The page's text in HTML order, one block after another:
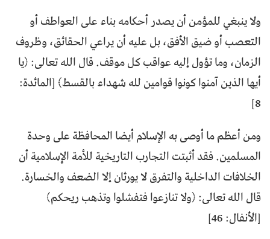
ولا ينبغي للمؤمن أن يصدر أحكامه بناء على العواطف أو
التعصب أو ضيق الأفق، بل عليه أن يراعي الحقائق، وظروف
الزمان، وما تؤول إليه عواقب كل موقف. قال الله تعالى: ﴿يا
أيها الذين آمنوا كونوا قوامين لله شهداء بالقسط﴾ [المائدة:
8]
ومن أعظم ما أوصى به الإسلام أيضا المحافظة على وحدة
المسلمين. فقد أثبتت التجارب التاريخية للأمة الإسلامية أن
الخلافات الداخلية والتفرق لا يورثان إلا الضعف والخسارة.
قال الله تعالى: ﴿ولا تنازعوا فتفشلوا وتذهب ريحكم﴾
[الأنفال: 46]